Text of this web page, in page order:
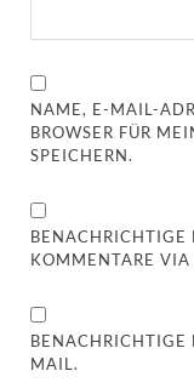
NAME, E-MAIL-
BROWSER FÜR
SPEICHERN.
BENACHRICHTIGE
KOMMENTARE
BENACHRICHTIGE
MAIL.